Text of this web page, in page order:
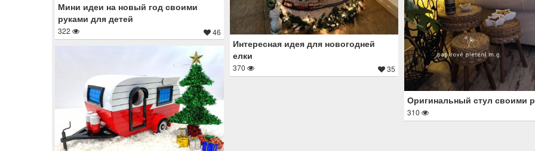
Интересная идея для новогодней
елки
370 35
Мини идеи на новый год своими
руками для детей
322 46
Оригинальный стул своими
310